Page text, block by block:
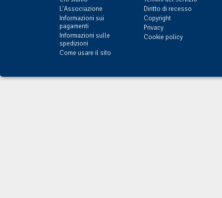
L'Associazione
Informazioni sui
pagamenti
Informazioni sulle
spedizioni
Come usare il sito
Diritto di recesso
Copyright
Privacy
Cookie policy